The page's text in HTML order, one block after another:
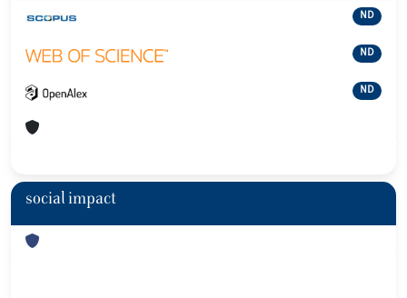
ND
ND
ND
social impact